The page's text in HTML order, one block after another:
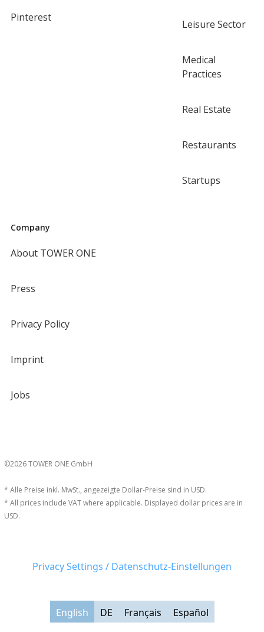
Pinterest
Leisure Sector
Medical
Practices
Real Estate
Restaurants
Startups
Company
About TOWER ONE
Press
Privacy Policy
Imprint
Jobs
©2026 TOWER ONE GmbH
* Alle Preise inkl. MwSt., angezeigte Dollar-Preise sind in USD.
* All prices include VAT where applicable. Displayed dollar prices are in
USD.
Privacy Settings / Datenschutz-Einstellungen
English DE Français Español